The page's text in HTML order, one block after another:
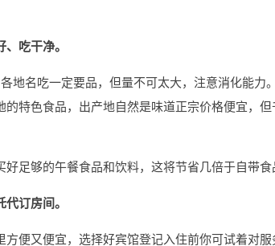
吃干净。
地名吃一定要品，但量不可太大，注意消化能力
特色食品，出产地自然是味道正宗价格便宜，
足够的午餐食品和饮料，这将节省几倍于自带食
订房间。
便又便宜，选择好宾馆登记入住前你可试着对